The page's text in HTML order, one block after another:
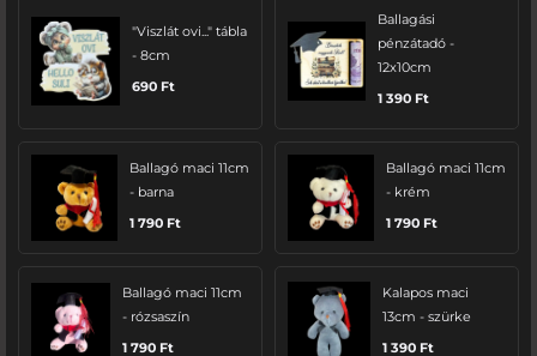
"Viszlát ovi..." tábla
- 8cm
690 Ft
Ballagási
pénzátadó -
12x10cm
1 390 Ft
Ballagó maci 11cm
- barna
1 790 Ft
Ballagó maci 11cm
- krém
1 790 Ft
Ballagó maci 11cm
- rózsaszín
1 790 Ft
Kalapos maci
13cm - szürke
1 390 Ft